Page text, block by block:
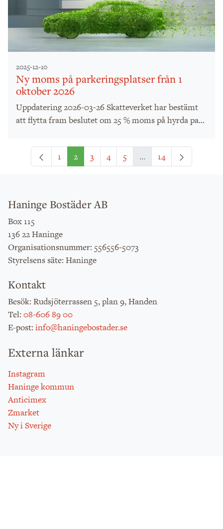
2025-12-10
Ny moms på parkeringsplatser från 1
oktober 2026
Uppdatering 2026-03-26 Skatteverket har bestämt
att flytta fram beslutet om 25 % moms på hyrda pa...
Föregående
1 2 3 4 5 ... 14
Haninge Bostäder AB
Box 115
136 22 Haninge
Organisationsnummer: 556556-5073
Styrelsens säte: Haninge
Kontakt
Besök: Rudsjöterrassen 5, plan 9, Handen
Tel: 08-606 89 00
E-post: info@haningebostader.se
Externa länkar
Instagram
Haninge kommun
Anticimex
Zmarket
Ny i Sverige